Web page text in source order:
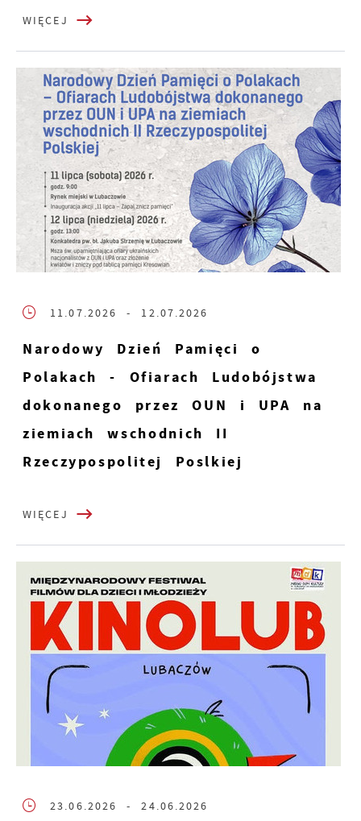
WIĘCEJ
11.07.2026 - 12.07.2026
Narodowy Dzień Pamięci o
Polakach - Ofiarach Ludobójstwa
dokonanego przez OUN i UPA na
ziemiach wschodnich II
Rzeczypospolitej Poslkiej
WIĘCEJ
23.06.2026 - 24.06.2026